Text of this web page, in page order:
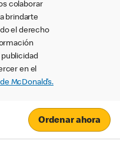
colaborar
brindarte
el derecho
en el
McDonald’s.
Ordenar ahora